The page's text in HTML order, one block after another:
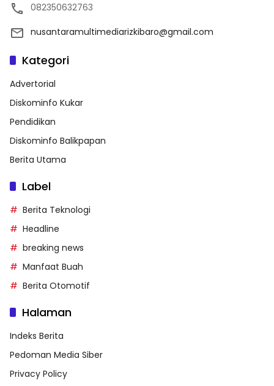
082350632763
nusantaramultimediarizkibaro@gmail.com
Kategori
Advertorial
Diskominfo Kukar
Pendidikan
Diskominfo Balikpapan
Berita Utama
Label
Berita Teknologi
Headline
breaking news
Manfaat Buah
Berita Otomotif
Halaman
Indeks Berita
Pedoman Media Siber
Privacy Policy